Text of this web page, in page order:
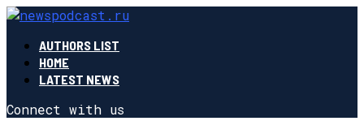
AUTHORS LIST
HOME
LATEST NEWS
Connect with us